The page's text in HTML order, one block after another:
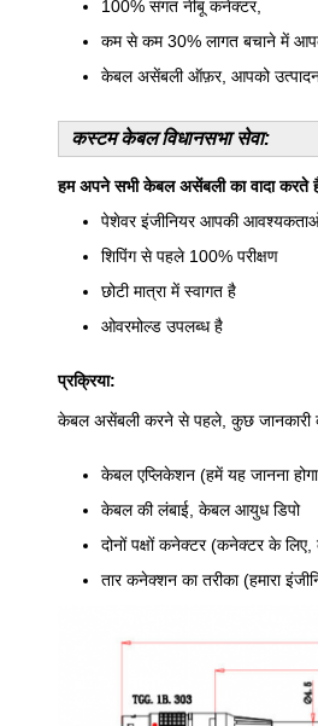
100% संगत नींबू कनेक्टर,
कम से कम 30% लागत बचाने में
केबल असेंबली ऑफ़र, आपको
कस्टम केबल विधानसभा सेवा:
हम अपने सभी केबल असेंबली का वादा करते
पेशेवर इंजीनियर आपकी
शिपिंग से पहले 100% परीक्षण
छोटी मात्रा में स्वागत है
ओवरमोल्ड उपलब्ध है
प्रक्रिया:
केबल असेंबली करने से पहले, कुछ जानकारी
केबल एप्लिकेशन (हमें यह जानना
केबल की लंबाई, केबल आयुध डिपो
दोनों पक्षों कनेक्टर (कनेक्टर के लिए,
तार कनेक्शन का तरीका (हमारा